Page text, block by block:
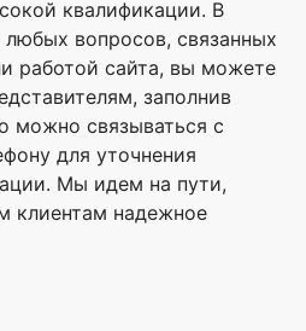
квалификации. В
любых вопросов, связанных
работой сайта, вы можете
заполнив
можно связываться с
для уточнения
Мы идем на пути,
клиентам надежное